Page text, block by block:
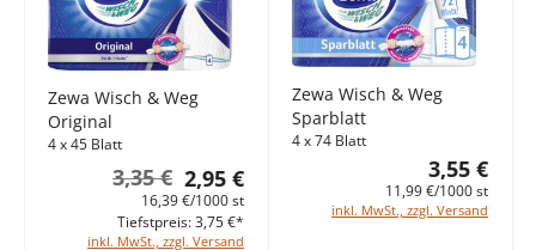
Zewa Wisch & Weg
Original
4 x 45 Blatt
2,95 €
3,35 €
16,39 €/1000 st
inkl. MwSt., zzgl. Versand
Tiefstpreis: 3,75 €*
Zewa Wisch & Weg
Sparblatt
4 x 74 Blatt
3,55 €
11,99 €/1000 st
inkl. MwSt., zzgl. Versand